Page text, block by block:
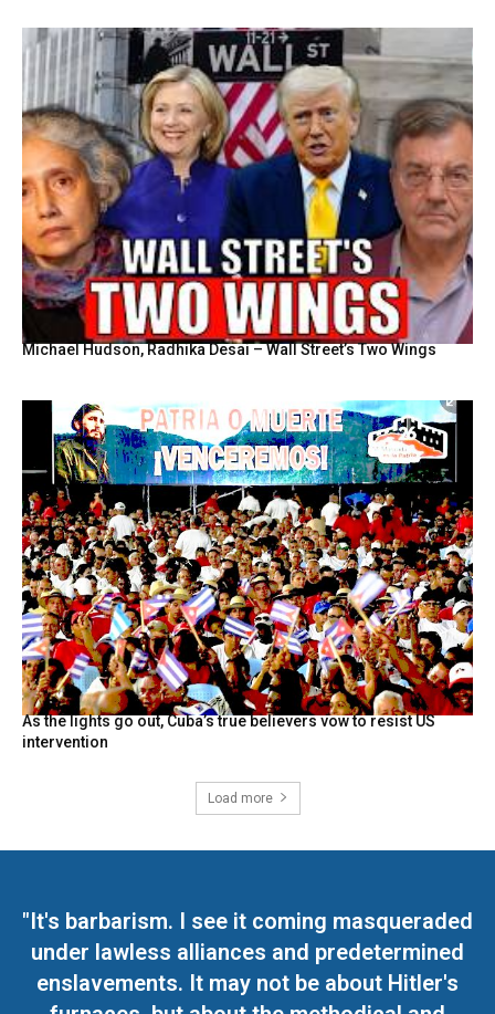
Michael Hudson, Radhika Desai – Wall Street’s Two Wings
As the lights go out, Cuba’s true believers vow to resist US
intervention
Load more
"It's barbarism. I see it coming masqueraded
under lawless alliances and predetermined
enslavements. It may not be about Hitler's